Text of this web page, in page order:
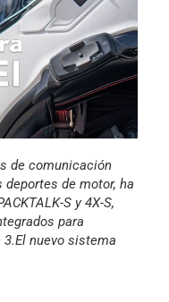
de comunicación
de motor, ha
S y 4X-S,
para
nuevo sistema